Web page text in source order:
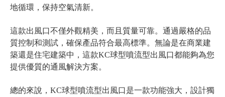
地循環，保持空氣清新。
這款出風口不僅外觀精美，而且質量可靠。通過嚴格的品
質控制和測試，確保產品符合最高標準。無論是在商業建
築還是住宅建築中，這款KC球型噴流型出風口都能夠為您
提供優質的通風解決方案。
總的來說，KC球型噴流型出風口是一款功能強大，設計獨